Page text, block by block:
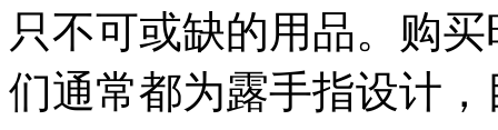
只不可或缺的用品。购
们通常都为露手指设计